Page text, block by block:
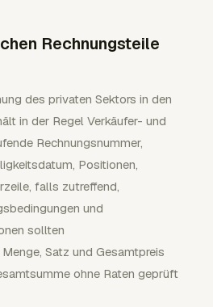
Rechnungsteile
des privaten Sektors in den
in der Regel Verkäufer- und
Rechnungsnummer,
Positionen,
falls zutreffend,
und
sollten
Satz und Gesamtpreis
ohne Raten geprüft